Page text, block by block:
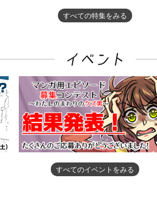
すべての特集をみる
すべてのイベントをみる